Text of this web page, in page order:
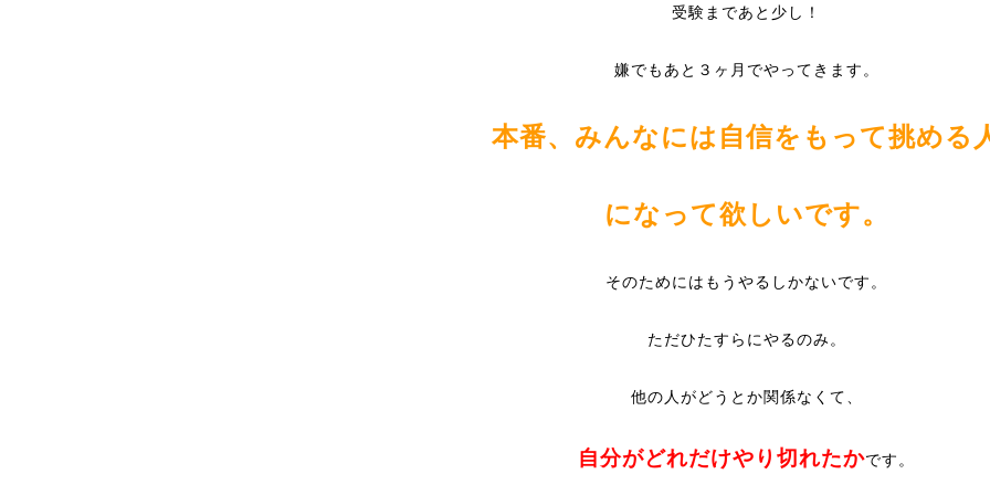
受験まであと少し！
嫌でもあと３ヶ月でやってきます。
本番、みんなには自信をもって挑める
になって欲しいです。
そのためにはもうやるしかないです。
ただひたすらにやるのみ。
他の人がどうとか関係なくて、
自分がどれだけやり切れたかです。